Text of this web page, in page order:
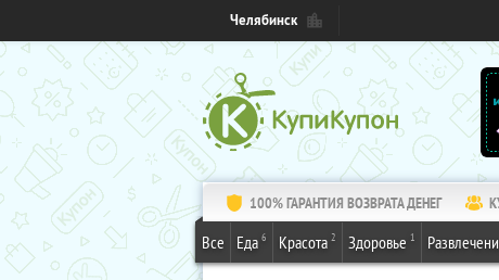
Челябинск
100% ГАРАНТИЯ ВОЗВРАТА ДЕНЕГ
Все Еда 6 Красота 2 Здоровье 1